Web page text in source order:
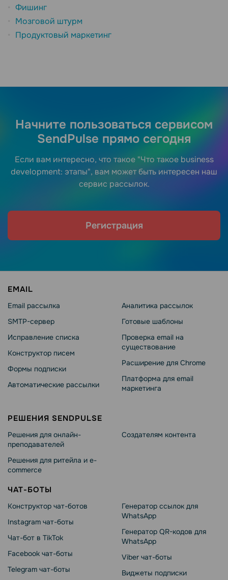
Фишинг
Мозговой штурм
Продуктовый маркетинг
Начните пользоваться сервисом
SendPulse прямо сегодня
Если вам интересно, что такое "Что такое business
development: этапы", вам может быть интересен наш
сервис рассылок.
Регистрация
EMAIL
Email рассылка
SMTP-сервер
Исправление списка
Конструктор писем
Формы подписки
Автоматические рассылки
Аналитика рассылок
Готовые шаблоны
Проверка email на
существование
Расширение для Chrome
Платформа для email
маркетинга
РЕШЕНИЯ SENDPULSE
Решения для онлайн-
преподавателей
Решения для ритейла и e-
commerce
Создателям контента
ЧАТ-БОТЫ
Конструктор чат-ботов
Instagram чат-боты
Чат-бот в TikTok
Facebook чат-боты
Telegram чат-боты
Генератор ссылок для
WhatsApp
Генератор QR-кодов для
WhatsApp
Viber чат-боты
Виджеты подписки